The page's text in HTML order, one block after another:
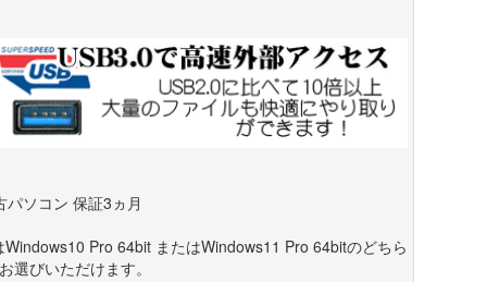
パソコン 保証3ヵ月
Windows10 Pro 64bit またはWindows11 Pro 64bitのどちら
選びいただけます。